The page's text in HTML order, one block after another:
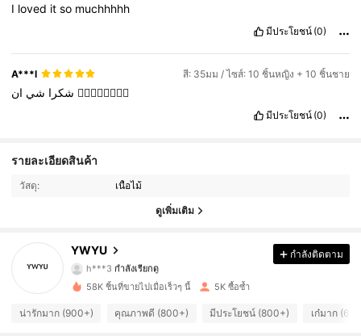
I loved itso muchhhhh
มีประโยชน์ (0)
A***l สี: 35มม / ไซส์: 10 ชิ้นหญิง + 10 ชิ้นชาย
شكرا شي 👍🏻👍🏻👍🏻👍🏻
มีประโยชน์ (0)
รายละเอียดสินค้า
วัสดุ: เนื้อไม้
ดูเพิ่มเติม
YWYU
4.80
501 ผู้ติดตาม
4.80 501 ผู้ติดตาม
4.80
กำลังติดตาม
58K ชิ้นที่ขายไปเมื่อเร็วๆ นี้ 5K ซื้อซ้ำ
น่ารักมาก (900+) คุณภาพดี (800+) มีประโยชน์ (800+) เก๋มาก